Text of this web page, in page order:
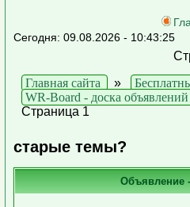
Сегодня: 09.08.2026 - 10:43:25
Главная сайта
»
WR-Board - доска
Страница 1
старые темы?
Объявление